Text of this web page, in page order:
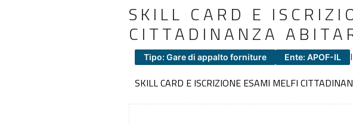
SKILL CARD E
CITTADINANZA
Tipo: Gare di appalto forniture Ente: APOF-IL
SKILL CARD E ISCRIZIONE ESAMI MELFI